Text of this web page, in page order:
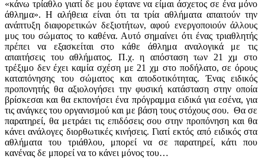
«κάνω τρίαθλο γιατί δε μου έφτανε να είμαι άσχετος σε ένα μόνο
άθλημα». Η αλήθεια είναι ότι τα τρία αθλήματα απαιτούν την
ανάπτυξη διαφορετικών δεξιοτήτων, αφού ενεργοποιούν άλλους
μυς του σώματος το καθένα. Αυτό σημαίνει ότι ένας τριαθλητής
πρέπει να εξασκείται στο κάθε άθλημα αναλογικά με τις
απαιτήσεις του αθλήματος. Π.χ. η απόσταση των 21 χμ στο
τρέξιμο δεν έχει καμία σχέση με 21 χμ στο ποδήλατο, σε όρους
καταπόνησης του σώματος και αποδοτικότητας. Ένας ειδικός
προπονητής θα αξιολογήσει την φυσική κατάσταση στην οποία
βρίσκεσαι και θα εκπονήσει ένα πρόγραμμα ειδικά για εσένα, για
τις ανάγκες του οργανισμού και με βάση τους στόχους σου. Θα σε
παρατηρεί, θα μετράει τις επιδόσεις σου στην προπόνηση και θα
κάνει ανάλογες διορθωτικές κινήσεις. Γιατί εκτός από ειδικός στα
αθλήματα του τριάθλου, μπορεί να σε παρατηρεί, κάτι που
κανένας δε μπορεί να το κάνει μόνος του…